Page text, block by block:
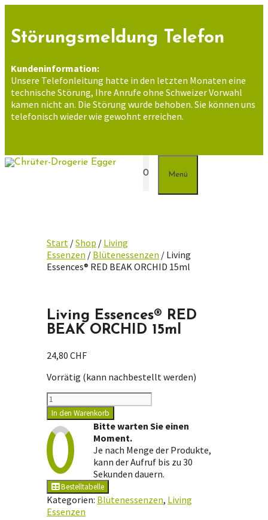
springen
Störungsmeldung Telefon
Kundeninformation:
Unsere Telefonleitung hatte in den letzten Monaten eine
technische Störung, Ihre Anrufe ohne Schweizer Vorwahl
kamen nicht an. Die Störung wurde behoben. Sie können uns
telefonisch wieder wie gewohnt erreichen.
0 Menü
Start /Shop / Living
Essenzen / Blütenessenzen / Living
Essences® RED BEAK ORCHID 15ml
Living Essences® RED
BEAK ORCHID 15ml
24,80 CHF
Vorrätig (kann nachbestellt werden)
Living
Essences®
RED
BEAK
ORCHID
15ml
Menge
In den Warenkorb
Bitte warten Sie einen
Moment.
Je nach Menge der Produkte,
kann der Aufruf bis zu 30
Sekunden dauern.
Bestelltabelle
Kategorien: Blütenessenzen, Living
Essenzen